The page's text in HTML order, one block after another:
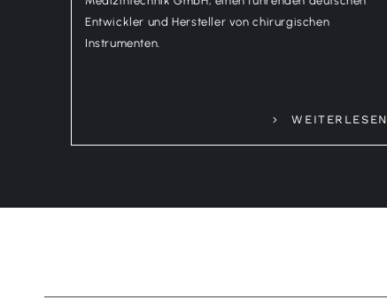
Entwickler und Hersteller von chirurgischen
Instrumenten.
WEITERLESEN